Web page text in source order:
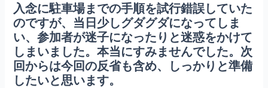
入念に駐車場までの手順を試行錯誤していた
のですが、当日少しグダグダになってしま
い、参加者が迷子になったりと迷惑をかけて
しまいました。本当にすみませんでした。次
回からは今回の反省も含め、しっかりと準備
したいと思います。